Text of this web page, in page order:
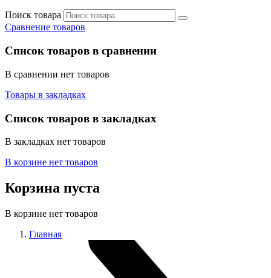
Поиск товара
Сравнение товаров
Список товаров в сравнении
В сравнении нет товаров
Товары в закладках
Список товаров в закладках
В закладках нет товаров
В корзине нет товаров
Корзина пуста
В корзине нет товаров
Главная